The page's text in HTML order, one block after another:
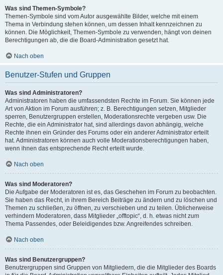
Was sind Themen-Symbole?
Themen-Symbole sind vom Autor ausgewählte Bilder, welche mit einem
Thema in Verbindung stehen können, um dessen Inhalt kennzeichnen zu
können. Die Möglichkeit, Themen-Symbole zu verwenden, hängt von deinen
Berechtigungen ab, die die Board-Administration gesetzt hat.
Nach oben
Benutzer-Stufen und Gruppen
Was sind Administratoren?
Administratoren haben die umfassendsten Rechte im Forum. Sie können jede
Art von Aktion im Forum ausführen; z. B. Berechtigungen setzen, Mitglieder
sperren, Benutzergruppen erstellen, Moderationsrechte vergeben usw. Die
Rechte, die ein Administrator hat, sind allerdings davon abhängig, welche
Rechte ihnen ein Gründer des Forums oder ein anderer Administrator erteilt
hat. Administratoren können auch volle Moderationsberechtigungen haben,
wenn ihnen das entsprechende Recht erteilt wurde.
Nach oben
Was sind Moderatoren?
Die Aufgabe der Moderatoren ist es, das Geschehen im Forum zu beobachten.
Sie haben das Recht, in ihrem Bereich Beiträge zu ändern und zu löschen und
Themen zu schließen, zu öffnen, zu verschieben und zu teilen. Üblicherweise
verhindern Moderatoren, dass Mitglieder „offtopic“, d. h. etwas nicht zum
Thema Passendes, oder Beleidigendes bzw. Angreifendes schreiben.
Nach oben
Was sind Benutzergruppen?
Benutzergruppen sind Gruppen von Mitgliedern, die die Mitglieder des Boards